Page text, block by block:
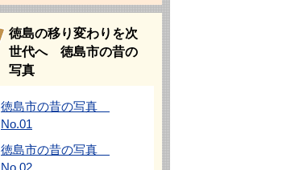
徳島の移り変わりを次
世代へ 徳島市の昔の
写真
徳島市の昔の写真
No.01
徳島市の昔の写真
No.02